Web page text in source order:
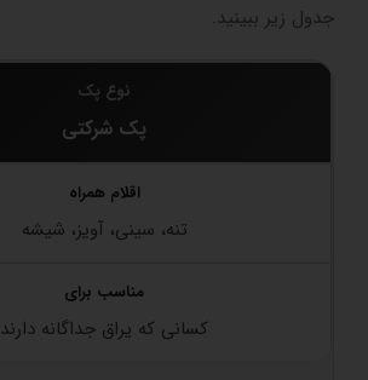
جدول زیر ببینید.
پک شرکتی
تنه، سینی، آویز، شیشه
کسانی که یراق جداگانه دارند